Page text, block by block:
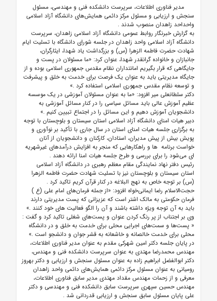
مدیر فناوری اطلاعات، سرپرست دانشکده فنی و مهندسی، مسئول
سنجش و ارزیابی و مسئول مرکز دائمی همایش‌های دانشگاه آزاد اسلامی
واحداحد زاهدان منصوب شدند .
به گزارش خبرنگار روابط عمومی دانشگاه آزاد اسلامی زاهدان، سرپرست
دانشگاه آزاد اسلامی واحد زاهدان در جلسه شورای دانشگاه با تسلیت ایام
شهادت حضرت فاطمه الزهرا (س) و بزرگداشت یاد شهدا، ایثارگران،
جانبازان و خانواده گرانقدر شهدا، عنوان کرد: «ما مسئولان در پست و
جایگاهی که قرار بگیریم امانتداران نظام مقدس جمهوری اسلامی بوده و از
جایگاه مدیریتی باید به عنوان یک فرصت برای خدمت به خلق و پیشرفت
و توسعه نظام مقدس جمهوری اسلامی استفاده کرد .»
دکتر سلطانعلی میر افزود: «ما به عنوان مسئولان آموزشی در یک موسسه
عظیم آموزش عالی باید مسائل سیاسی را در کنار مسائل آموزشی به
دانشجویان آموزش دهیم و این مسائل را در اجتماع تبیین کنیم .»
دبیر هیات امنای دانشگاه آزاد اسلامی استان سیستان و بلوچستان با توجه
به برگزاری جلسه هیات امنای استان در سال جاری با تأکید بر نوآوری و
پویش بیش از پیش مدیران، استادان، کارکنان و دانشجویان از آنان
خواست برنامه ها و راهکارهایی که منجر به افزایش درآمدهای غیرشهریه
ای می‌شود را برای بررسی و طرح جلسه هیات امنا ارائه دهند .
رئیس دفتر نهاد نمایندگی مقام معظم رهبری در دانشگاه آزاد اسلامی
استان سیستان و بلوچستان نیز با تسلیت شهادت حضرت فاطمه الزهرا
(س) بر توجه خاص به نهج البلاغه در کنار قرآن کریم تاکید کرد .
حجت‌الاسلام رضا ایمانی‌خواه افزود: «از جمله فرمان‌های امام علی (ع )
فرمان حکومتی به مالک اشتر است که عزیزانی که پست مدیریتی دارند
باید به آن توجه ویژه داشته باشند و آن را الگو فعالیت های خود کنند .»
وی بر اجتناب از پر رنگ کردن عنوان و پست‌های شغلی تاکید کرد و گفت :
« پست‌ها و سمت‌های اجرایی محلی برای خدمت به خلق و در دانشگاه
محلی برای خدمت خالصانه و خاشعانه به قشر جوان و دانشجو است .»
در پایان جلسه دکتر امین شهرکی مقدم به عنوان مدیر فناوری اطلاعات،
مهندس محمدرضا مهتدی به عنوان سرپرست دانشکده فنی و مهندس،
دکتر ابوالفضل ابراهیم زاده به عنوان مسئول سنجش و ارزیابی و دکتر بهروز
رومیانی به عنوان مسئول مرکز دائمی همایش‌های دائمی واحد زاهدان
معرفی و از زحمات مهندس مقداد مهتدی مدیر سابق فناوری اطلاعات،
مهندس حسین سپهری سرپرست سابق دانشکده فنی و مهندسی و دکتر
علی پایان مسئول سابق سنجش و ارزیابی قدردانی شد .